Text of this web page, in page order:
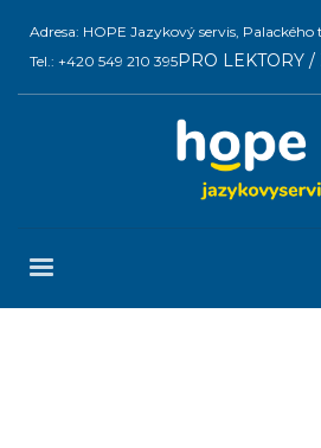
Adresa: HOPE Jazykový servis,
Tel.: +420 549 210 395PRO LEKTORY /